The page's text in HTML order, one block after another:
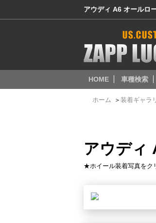
アウディ A6 オールロ
HOME 車種検索
ホーム ＞ 装着ギャラ
アウディ
★ホイール装着写真をク